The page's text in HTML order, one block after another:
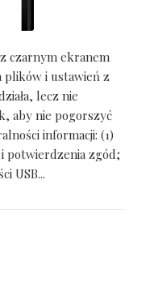
czarnym ekranem
plików i ustawień z
lecz nie
aby nie pogorszyć
informacji: (1)
potwierdzenia zgód;
USB...